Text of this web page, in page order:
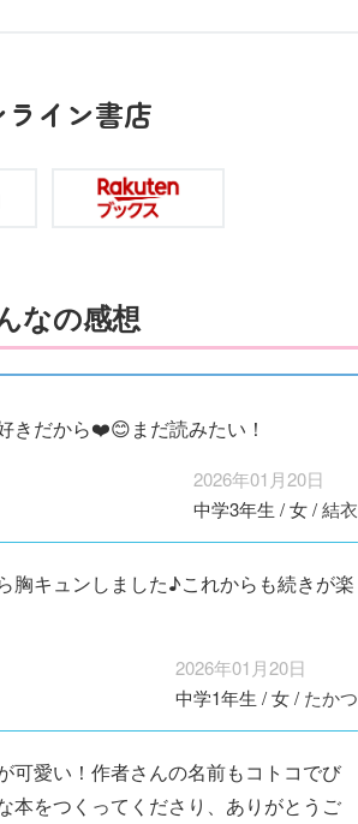
ライン書店
なの感想
きだから❤️😊まだ読みたい！
2026年01月20日
中学3年生 /女/結衣
胸キュンしました♪これからも続きが楽
2026年01月20日
中学1年生 /女/ たかつ
可愛い！作者さんの名前もコトコでび
本をつくってくださり、ありがとうご